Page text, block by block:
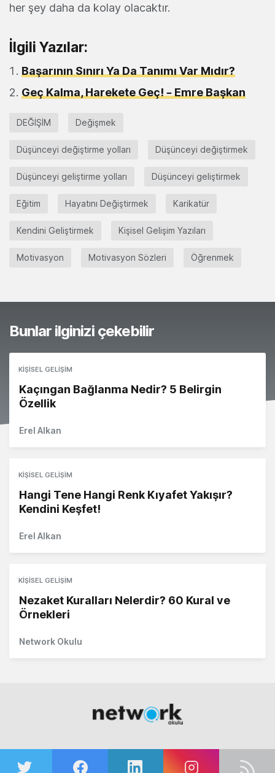
her şey daha da kolay olacaktır.
İlgili Yazılar:
Başarının Sınırı Ya Da Tanımı Var Mıdır?
Geç Kalma, Harekete Geç! – Emre Başkan
DEĞİŞİM Değişmek
Düşünceyi değiştirme yolları Düşünceyi değiştirmek
Düşünceyi geliştirme yolları Düşünceyi geliştirmek
Eğitim Hayatını Değiştirmek Karikatür
Kendini Geliştirmek Kişisel Gelişim Yazıları
Motivasyon Motivasyon Sözleri Öğrenmek
Bunlar ilginizi çekebilir
KIŞISEL GELIŞIM
Kaçıngan Bağlanma Nedir? 5 Belirgin
Özellik
Erel Alkan
KIŞISEL GELIŞIM
Hangi Tene Hangi Renk Kıyafet Yakışır?
Kendini Keşfet!
Erel Alkan
KIŞISEL GELIŞIM
Nezaket Kuralları Nelerdir? 60 Kural ve
Örnekleri
Network Okulu